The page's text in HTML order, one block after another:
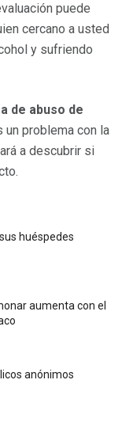
puede
cercano a usted
y sufriendo
de abuso de
problema con la
a descubrir si
huéspedes
aumenta con el
anónimos